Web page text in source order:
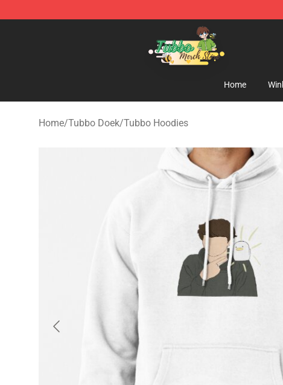
Tubbo Store - Official Tubbo Merchandise Shop
Home
Home/Tubbo Doek/Tubbo Hoodies